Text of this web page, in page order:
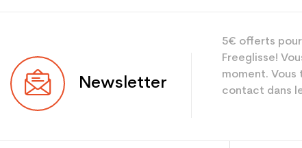
Newsletter
5€ offerts
Freeglisse!
moment. Vous
contact dans